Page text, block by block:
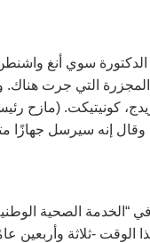
سوي أنغ
(مازح رئيس
في 6 آذار (مارس) المستمعين،
الصحية
-ثلاثة وأربعين